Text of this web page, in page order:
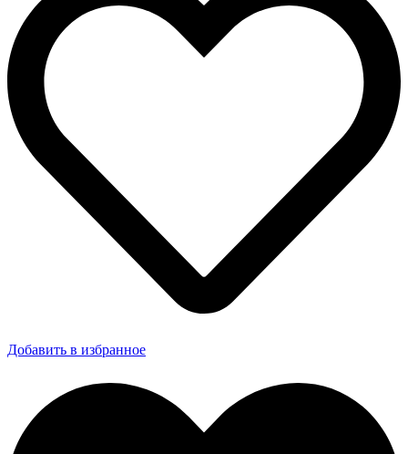
Добавить в избранное